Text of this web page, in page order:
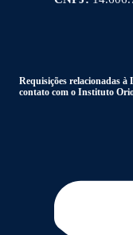
Requisições relacionadas
contato com o Instituto